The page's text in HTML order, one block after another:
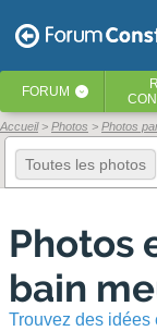
FORUM ‹
Accueil Photos Photos
Toutes les photos
Photos
bain
Trouvez des idées